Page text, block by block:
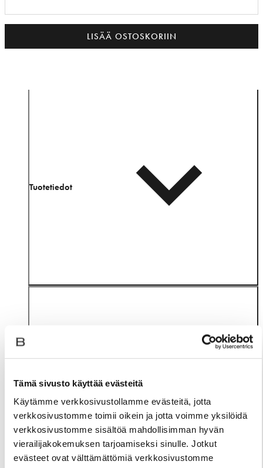
Tämä sivusto käyttää evästeitä
Käytämme verkkosivustollamme evästeitä, jotta
verkkosivustomme toimii oikein ja jotta voimme yksilöidä
verkkosivustomme sisältöä mahdollisimman hyvän
vierailijakokemuksen tarjoamiseksi sinulle. Jotkut
evästeet ovat välttämättömiä verkkosivustomme
LISÄÄ OSTOSKORIIN
Tuotetiedot
Materiaali